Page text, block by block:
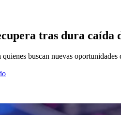
tras dura caída
buscan nuevas oportunidades